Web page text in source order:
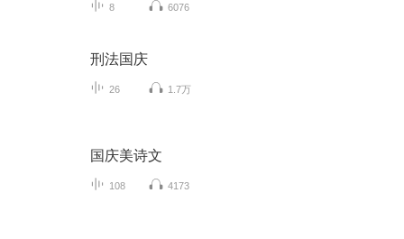
8 6076
刑法国庆
26 1.7万
国庆美诗文
108 4173